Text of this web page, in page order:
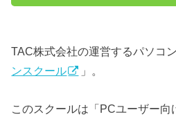
TAC株式会社の運営するパソコ
ンスクール
」。
このスクールは「PCユーザー